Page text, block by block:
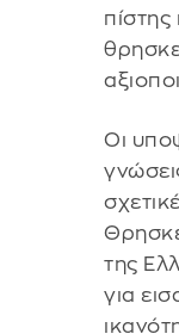
πίστης
Οι
της
για